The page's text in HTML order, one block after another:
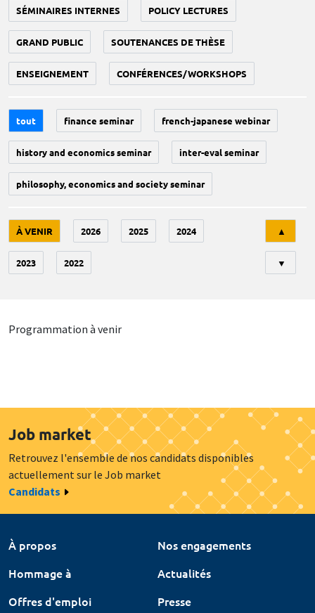
SÉMINAIRES INTERNES POLICY LECTURES
GRAND PUBLIC SOUTENANCES DE THÈSE
ENSEIGNEMENT CONFÉRENCES/WORKSHOPS
tout finance seminar french-japanese webinar
history and economics seminar inter-eval seminar
philosophy, economics and society seminar
À VENIR 2026 2025 2024
2023 2022
▲
▼
Programmation à venir
Job market
Retrouvez l'ensemble de nos candidats disponibles
actuellement sur le Job market
Candidats
À propos
Nos engagements
Hommage à
Actualités
Offres d'emploi
Presse